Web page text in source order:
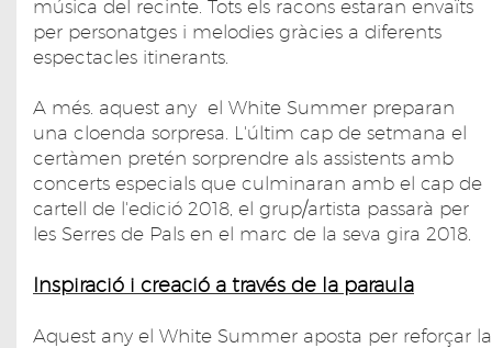
música del recinte. Tots els racons estaran envaïts
per personatges i melodies gràcies a diferents
espectacles itinerants.
A més. aquest any el White Summer preparan
una cloenda sorpresa. L'últim cap de setmana el
certàmen pretén sorprendre als assistents amb
concerts especials que culminaran amb el cap de
cartell de l'edició 2018, el grup/artista passarà per
les Serres de Pals en el marc de la seva gira 2018.
Inspiració i creació a través de la paraula
Aquest any el White Summer aposta per reforçar la